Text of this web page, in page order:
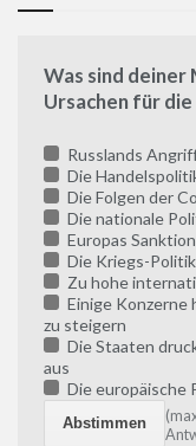
Was sind deiner
Ursachen für
Russlands
Die
Die Folgen der
Die nationale
Europas
Die Kriegs-
Zu hohe
Einige Konzerne
zu steigern
Die Staaten
aus
Die europäische